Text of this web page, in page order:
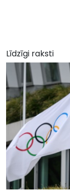
Līdzīgi raksti